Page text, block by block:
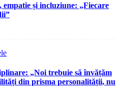
empatie și incluziune: „Fiecare
„Noi trebuie să învățăm
din prisma personalității, nu